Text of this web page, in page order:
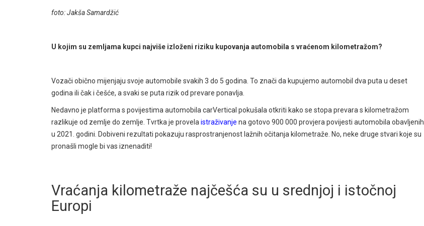
foto: Jakša Samardžić
U kojim su zemljama kupci najviše izloženi riziku kupovanja automobila s vraćenom kilometražom?
Vozači obično mijenjaju svoje automobile svakih 3 do 5 godina. To znači da kupujemo automobil dva puta u deset
godina ili čak i češće, a svaki se puta rizik od prevare ponavlja.
Nedavno je platforma s povijestima automobila carVertical pokušala otkriti kako se stopa prevara s kilometražom
razlikuje od zemlje do zemlje. Tvrtka je provela istraživanje na gotovo 900 000 provjera povijesti automobila obavljenih
u 2021. godini. Dobiveni rezultati pokazuju rasprostranjenost lažnih očitanja kilometraže. No, neke druge stvari koje su
pronašli mogle bi vas iznenaditi!
Vraćanja kilometraže najčešća su u srednjoj i istočnoj
Europi